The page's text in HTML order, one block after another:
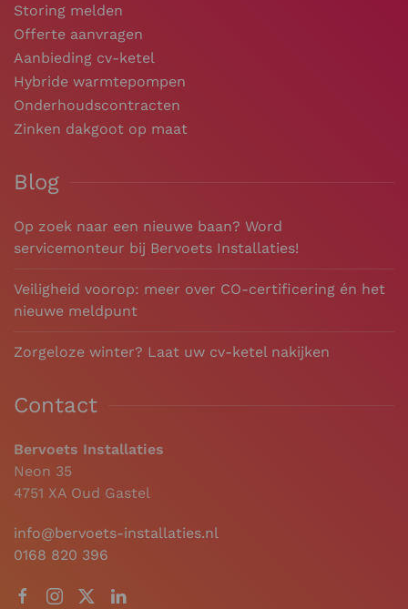
Storing melden
Offerte aanvragen
Aanbieding cv-ketel
Hybride warmtepompen
Onderhoudscontracten
Zinken dakgoot op maat
Blog
Op zoek naar een nieuwe baan? Word
servicemonteur bij Bervoets Installaties!
Veiligheid voorop: meer over CO-certificering én het
nieuwe meldpunt
Zorgeloze winter? Laat uw cv-ketel nakijken
Contact
Bervoets Installaties
Neon 35
4751 XA Oud Gastel
info@bervoets-installaties.nl
0168 820 396